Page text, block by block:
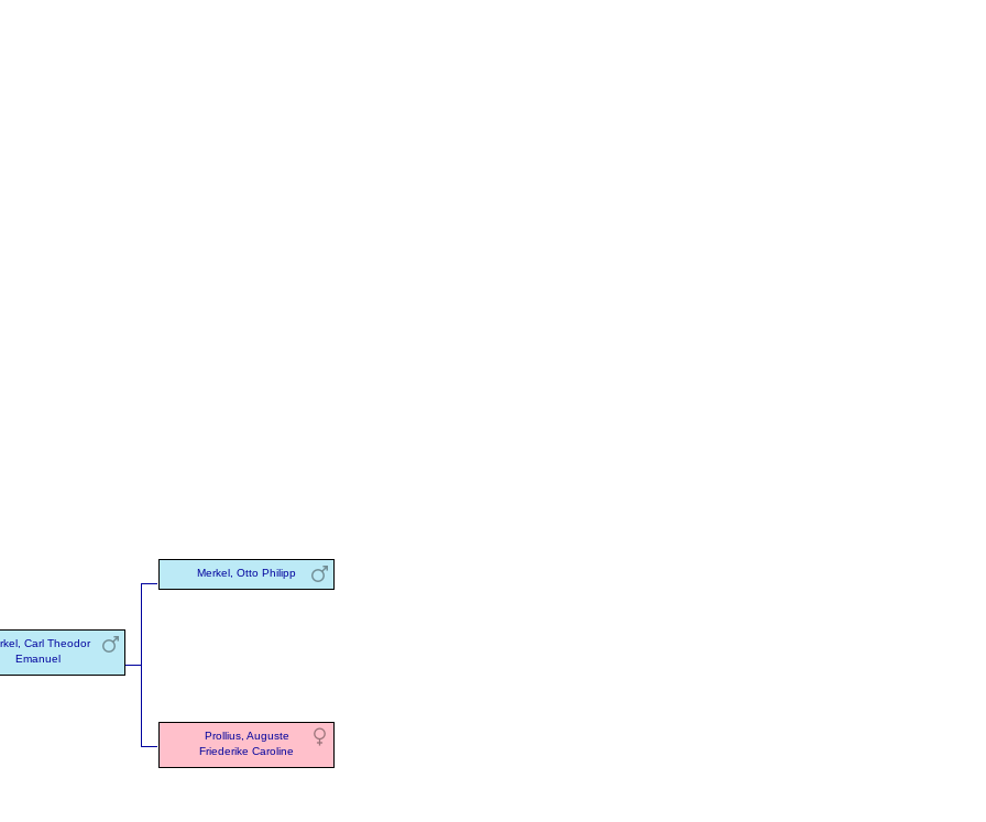
Carl Theodor
Emanuel
Merkel, Otto Philipp
Prollius, Auguste
Friederike Caroline